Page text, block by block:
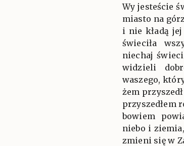
Wy jesteście
miasto na
i nie kładą
świeciła
niechaj
widzieli
waszego,
żem
przyszedłem
bowiem
niebo i
zmieni się w